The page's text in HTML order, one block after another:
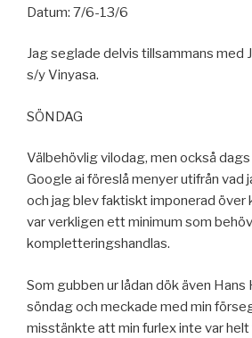
Datum: 7/6-13/6
Jag seglade delvis tillsammans med
s/y Vinyasa.
SÖNDAG
Välbehövlig vilodag, men också
Google ai föreslå menyer utifrån vad
och jag blev faktiskt imponerad
var verkligen ett minimum som
kompletteringshandlas.
Som gubben ur lådan dök även Hans
söndag och meckade med min
misstänkte att min furlex inte var helt